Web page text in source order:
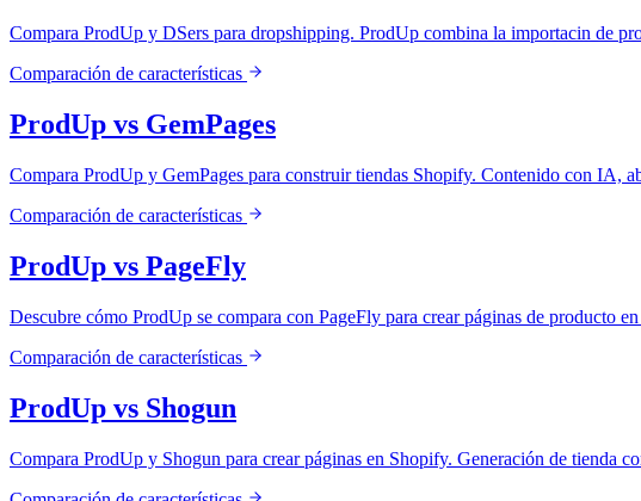
Compara ProdUp y DSers para dropshipping. ProdUp combina la importacin de
Comparación de características
ProdUp vs GemPages
Compara ProdUp y GemPages para construir tiendas Shopify. Contenido con IA,
Comparación de características
ProdUp vs PageFly
Descubre cómo ProdUp se compara con PageFly para crear páginas de
Comparación de características
ProdUp vs Shogun
Compara ProdUp y Shogun para crear páginas en Shopify. Generación de